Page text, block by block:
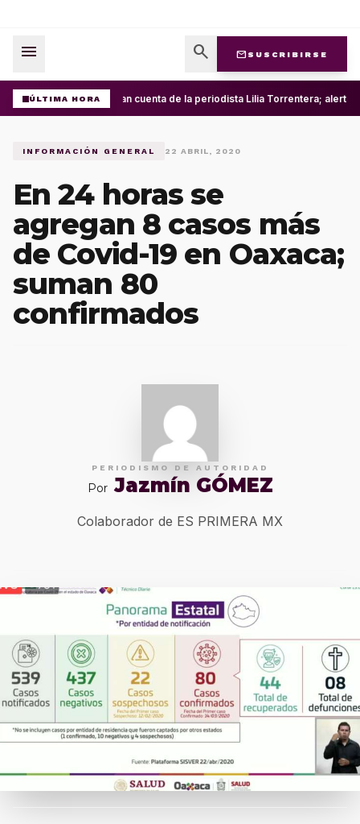
menu search mail SUSCRIBIRSE
ÚLTIMA HORARoban cuenta de la periodista Lilia Torrentera; alerta
INFORMACIÓN GENERAL 22 ABRIL, 2020
En 24 horas se
agregan 8 casos más
de Covid-19 en Oaxaca;
suman 80
confirmados
PERIODISMO DE AUTORIDAD
Por Jazmín GÓMEZ
Colaborador de ES PRIMERA MX